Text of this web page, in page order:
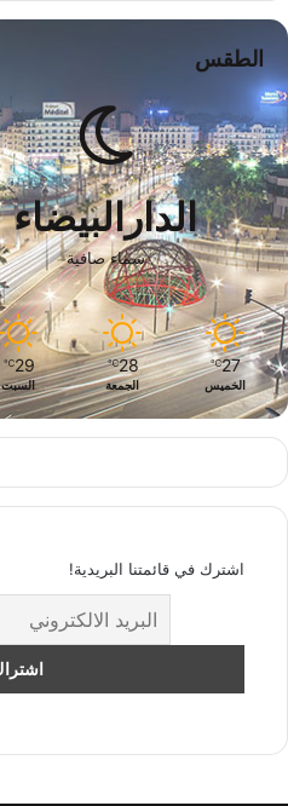
الطقس
الدارالبيضاء
سماء صافية
27
℃
الخميس
28
℃
الجمعة
29
℃
السبت
اشترك في قائمتنا البريدية!